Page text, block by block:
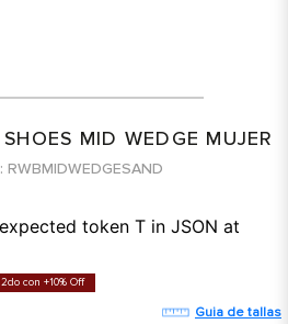
MID WEDGE MUJER
RWBMIDWEDGESAND
token T in JSON at
2do con +10% Off
Guia de tallas